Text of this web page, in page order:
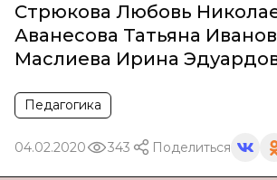
Стрюкова Любовь
Аванесова Татьяна
Маслиева Ирина
Педагогика
04.02.2020 343 Поделиться